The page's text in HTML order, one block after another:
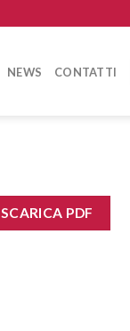
NEWS CONTATTI
SCARICA PDF